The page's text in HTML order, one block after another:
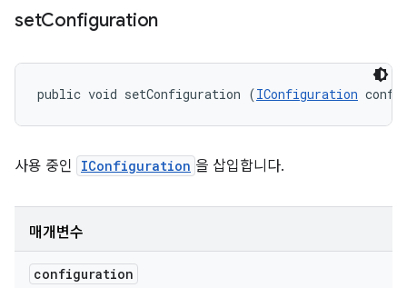
setConfiguration
public void setConfiguration (IConfiguration
사용 중인 IConfiguration 을 삽입합니다.
매개변수
configuration